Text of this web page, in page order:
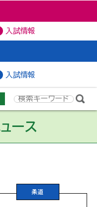
入試情報
入試情報
ース
柔道